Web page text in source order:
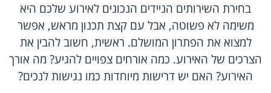
בחירת השירותים הניידים הנכונים לאירוע שלכם היא
משימה לא פשוטה, אבל עם קצת תכנון מראש, אפשר
למצוא את הפתרון המושלם. ראשית, חשוב להבין את
הצרכים של האירוע. כמה אורחים צפויים להגיע? מה אורך
האירוע? האם יש דרישות מיוחדות כמו נגישות לנכים?